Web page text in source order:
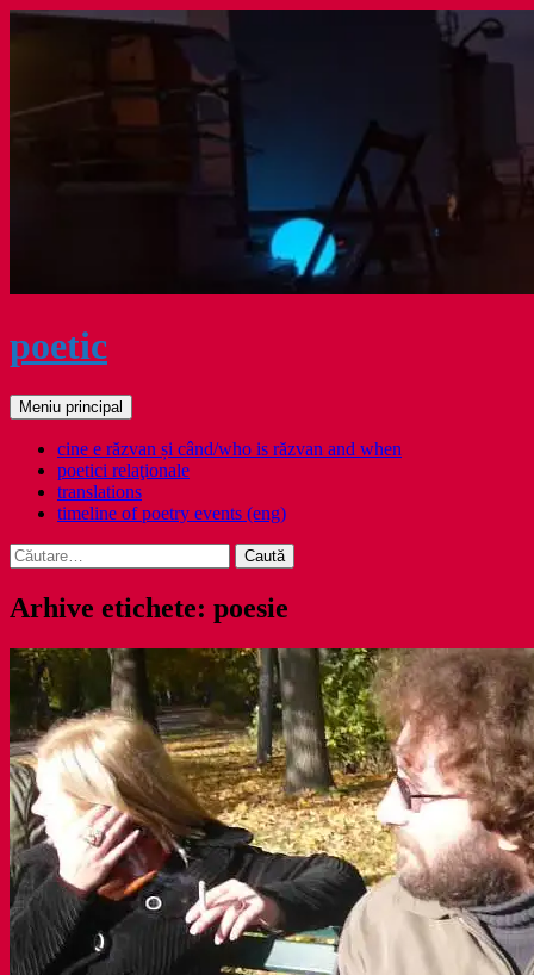
poetic
Caută
Meniu principal
cine e răzvan și când/who is răzvan and when
poetici relaţionale
translations
timeline of poetry events (eng)
Caută
după:
Arhive etichete: poesie